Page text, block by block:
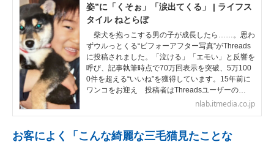
姿”に「くそぉ」「涙出てくる」 | ライフス
タイル ねとらぼ
柴犬を抱っこする男の子が成長したら……。思わ
ずウルっとくる“ビフォーアフター写真”がThreads
に投稿されました。「泣ける」「エモい」と反響を
呼び、記事執筆時点で70万回表示を突破、5万100
0件を超える“いいね”を獲得しています。15年前に
ワンコをお迎え 投稿者はThreadsユーザーの…
nlab.itmedia.co.jp
お客によく「こんな綺麗な三毛猫見たことな